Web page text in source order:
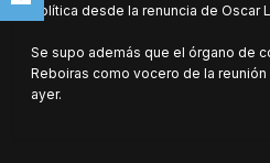
política desde la renuncia de
Se supo además que el órgano de
Reboiras como vocero de la
ayer.